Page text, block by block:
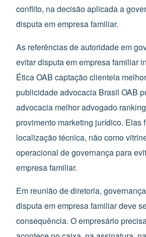
conflito, na decisão aplicada a
disputa em empresa familiar.
As referências de autoridade em
evitar disputa em empresa familiar
Ética OAB captação clientela
publicidade advocacia Brasil OAB
advocacia melhor advogado
provimento marketing jurídico. Elas
localização técnica, não como
operacional de governança para
empresa familiar.
Em reunião de diretoria,
disputa em empresa familiar deve
consequência. O empresário